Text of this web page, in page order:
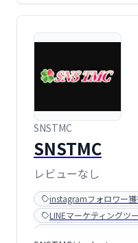
SNSTMC
SNSTMC
レビューなし
instagramフォロワー獲
LINEマーケティングツ